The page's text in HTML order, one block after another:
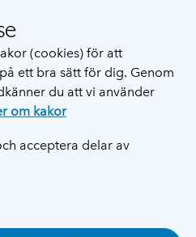
(cookies) för att
ett bra sätt för dig. Genom
du att vi använder
om kakor
acceptera delar av